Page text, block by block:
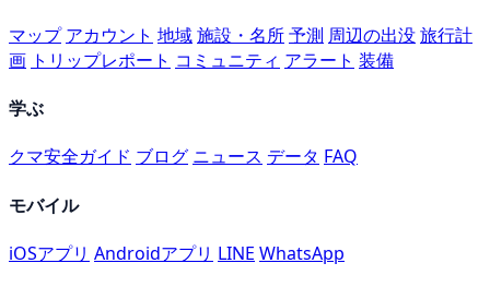
マップ アカウント 地域施設・名所予測 周辺の出没旅行計
画 トリップレポート コミュニティ アラート 装備
学ぶ
クマ安全ガイド ブログ ニュース データ FAQ
モバイル
iOSアプリ Androidアプリ LINE WhatsApp